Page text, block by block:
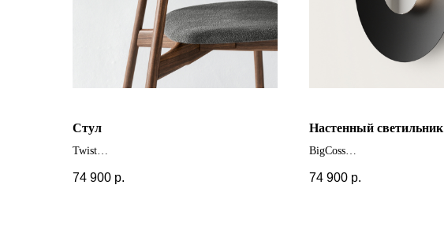
Стул
Twist
74 900 р.
Настенный светильник
BigCoss
74 900 р.